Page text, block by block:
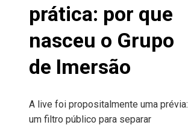
prática: por que
nasceu o Grupo
de Imersão
A live foi propositalmente uma prévia:
um filtro público para separar